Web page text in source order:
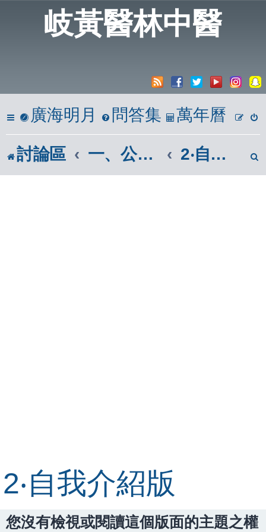
岐黃醫林中醫
廣海明月 問答集 萬年曆
討論區 一、公開亭 2‧自我介紹版
2‧自我介紹版
您沒有檢視或閱讀這個版面的主題之權